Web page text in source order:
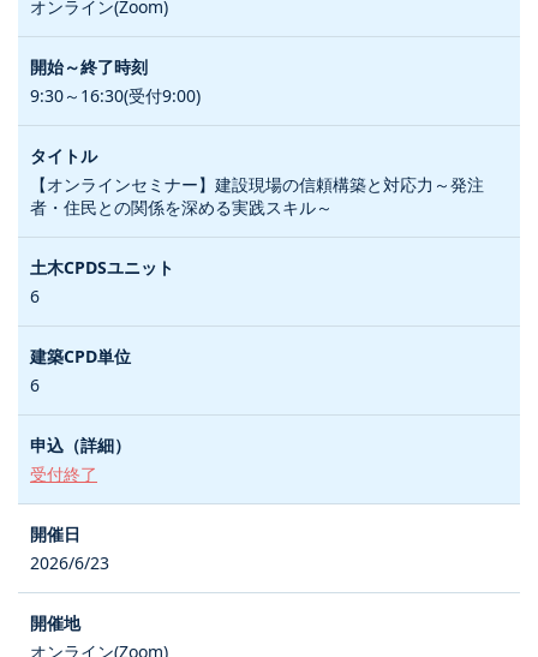
オンライン(Zoom)
9:30～16:30(受付9:00)
【オンラインセミナー】建設現場の信頼構築と対応力～発注
者・住民との関係を深める実践スキル～
6
6
受付終了
2026/6/23
オンライン(Zoom)